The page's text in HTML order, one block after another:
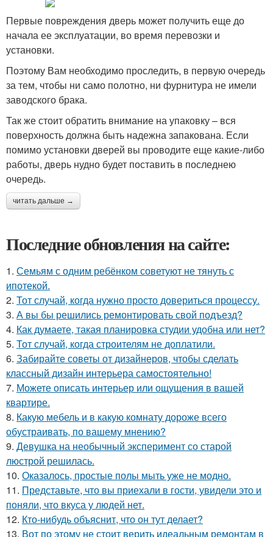
Первые повреждения дверь может получить еще до
начала ее эксплуатации, во время перевозки и
установки.
Поэтому Вам необходимо проследить, в первую очередь
за тем, чтобы ни само полотно, ни фурнитура не имели
заводского брака.
Так же стоит обратить внимание на упаковку – вся
поверхность должна быть надежна запакована. Если
помимо установки дверей вы проводите еще какие-либо
работы, дверь нудно будет поставить в последнею
очередь.
читать дальше →
Последние обновления на сайте:
1. Семьям с одним ребёнком советуют не тянуть с
ипотекой.
2. Тот случай, когда нужно просто довериться процессу.
3. А вы бы решились ремонтировать свой подъезд?
4. Как думаете, такая планировка студии удобна или нет?
5. Тот случай, когда строителям не доплатили.
6. Забирайте советы от дизайнеров, чтобы сделать
классный дизайн интерьера самостоятельно!
7. Можете описать интерьер или ощущения в вашей
квартире.
8. Какую мебель и в какую комнату дороже всего
обустраивать, по вашему мнению?
9. Девушка на необычный эксперимент со старой
люстрой решилась.
10. Оказалось, простые полы мыть уже не модно.
11. Представьте, что вы приехали в гости, увидели это и
поняли, что вкуса у людей нет.
12. Кто-нибудь объяснит, что он тут делает?
13. Вот по этому не стоит верить идеальным ремонтам в